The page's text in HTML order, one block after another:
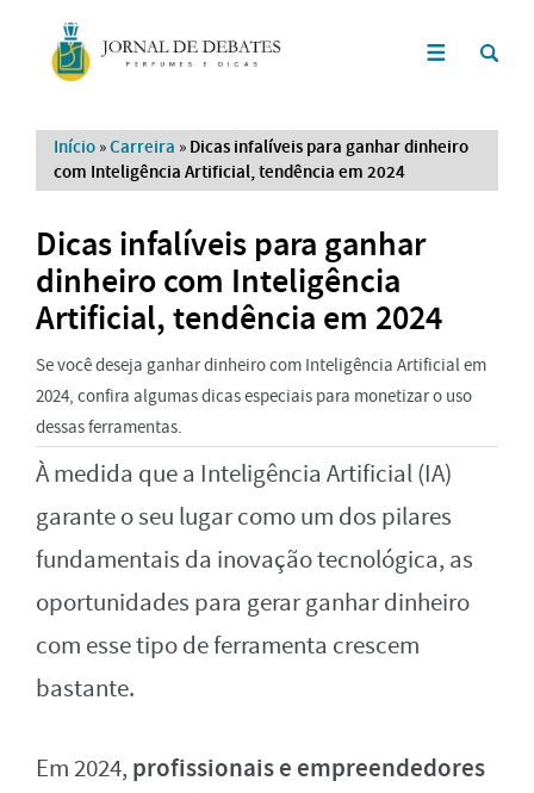
Início »Carreira » Dicas infalíveis para ganhar dinheiro
com Inteligência Artificial, tendência em 2024
Dicas infalíveis para ganhar
dinheiro com Inteligência
Artificial, tendência em 2024
Se você deseja ganhar dinheiro com Inteligência Artificial em
2024, confira algumas dicas especiais para monetizar o uso
dessas ferramentas.
À medida que a Inteligência Artificial (IA)
garante o seu lugar como um dos pilares
fundamentais da inovação tecnológica, as
oportunidades para gerar ganhar dinheiro
com esse tipo de ferramenta crescem
bastante.
Em 2024, profissionais e empreendedores